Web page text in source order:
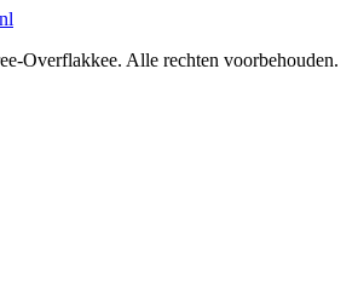
Overflakkee. Alle rechten voorbehouden.